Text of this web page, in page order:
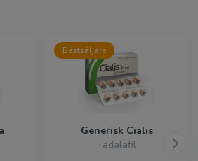
Bästsäljare
Generisk Cialis
Tadalafil